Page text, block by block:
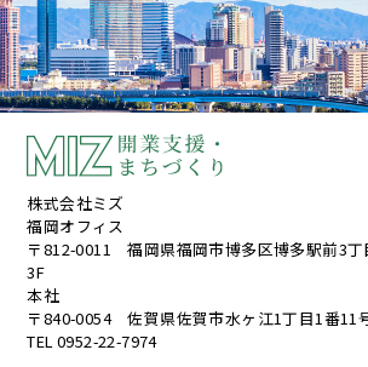
株式会社ミズ
福岡オフィス
〒812-0011 福岡県福岡市博多区博多駅前3丁
3F
本社
〒840-0054 佐賀県佐賀市水ヶ江1丁目1番11
TEL 0952-22-7974